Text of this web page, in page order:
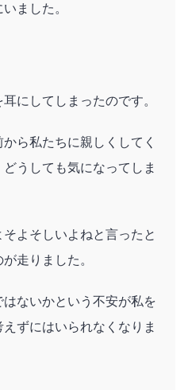
ました。
にしてしまったのです。
ら私たちに親しくしてく
うしても気になってしま
よそしいよねと言ったと
走りました。
ないかという不安が私を
ずにはいられなくなりま